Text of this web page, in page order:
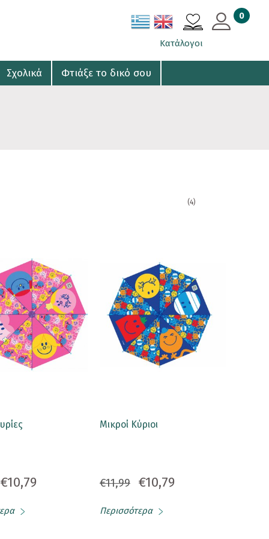
0
Κατάλογοι
Σχολικά Φτιάξε το δικό σου
(4)
€10,79
Μικροί Κύριοι
€11,99 €10,79
Περισσότερα